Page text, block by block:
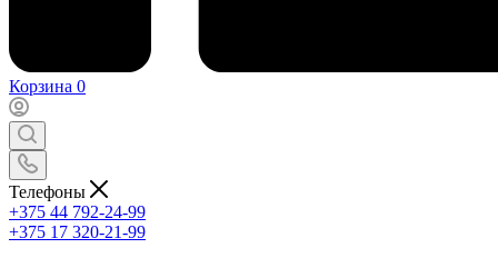
Корзина 0
Телефоны
+375 44 792-24-99
+375 17 320-21-99